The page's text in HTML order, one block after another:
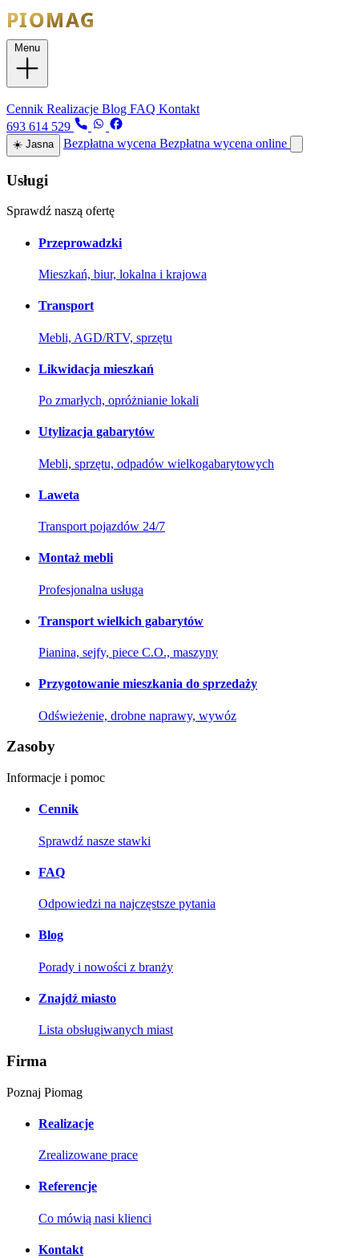
Cennik Realizacje Blog FAQ Kontakt
693 614 529
☀️ Jasna Bezpłatna wycena Bezpłatna wycena online
Usługi
Sprawdź naszą ofertę
Przeprowadzki
Mieszkań, biur, lokalna i krajowa
Transport
Mebli, AGD/RTV, sprzętu
Likwidacja mieszkań
Po zmarłych, opróżnianie lokali
Utylizacja gabarytów
Mebli, sprzętu, odpadów wielkogabarytowych
Laweta
Transport pojazdów 24/7
Montaż mebli
Profesjonalna usługa
Transport wielkich gabarytów
Pianina, sejfy, piece C.O., maszyny
Przygotowanie mieszkania do sprzedaży
Odświeżenie, drobne naprawy, wywóz
Zasoby
Informacje i pomoc
Cennik
Sprawdź nasze stawki
FAQ
Odpowiedzi na najczęstsze pytania
Blog
Porady i nowości z branży
Znajdź miasto
Lista obsługiwanych miast
Firma
Poznaj Piomag
Realizacje
Zrealizowane prace
Referencje
Co mówią nasi klienci
Kontakt